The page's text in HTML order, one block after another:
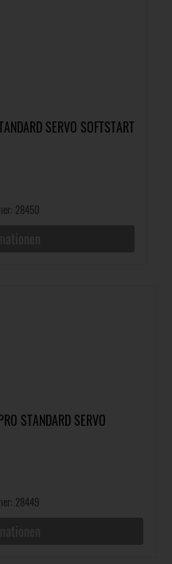
SERVO SOFTSTART
28450
STANDARD SERVO
28449